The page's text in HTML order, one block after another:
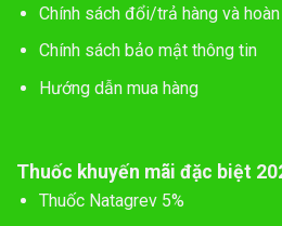
Chính sách đổi/trả hàng và
Chính sách bảo mật thông tin
Hướng dẫn mua hàng
Thuốc khuyến mãi đặc biệt
Thuốc Natagrev 5%